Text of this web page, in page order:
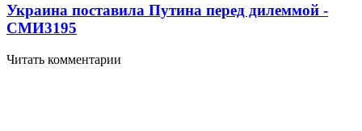
Украина поставила Путина перед дилеммой -
СМИ3195
Читать комментарии